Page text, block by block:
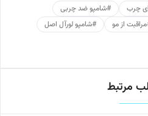
چرب #شامپو ضد چربی
مراقبت از مو #شامپو لورآل اصل
مرتبط